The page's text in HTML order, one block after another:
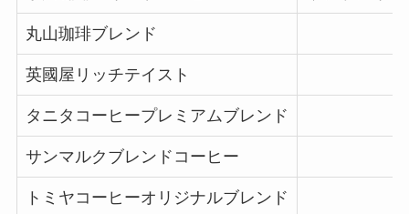
丸山珈琲ブレンド
英國屋リッチテイスト
タニタコーヒープレミアムブレンド
サンマルクブレンドコーヒー
トミヤコーヒーオリジナルブレンド